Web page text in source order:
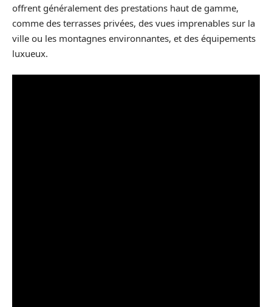
offrent généralement des prestations haut de gamme,
comme des terrasses privées, des vues imprenables sur la
ville ou les montagnes environnantes, et des équipements
luxueux.